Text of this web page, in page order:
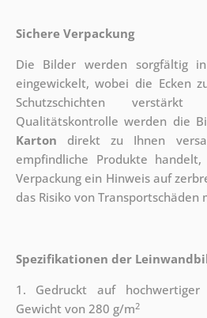
Sichere Verpackung
Die Bilder werden sorgfältig
eingewickelt, wobei die Ecken
Schutzschichten
Qualitätskontrolle werden die
Karton direkt zu Ihnen
empfindliche Produkte
Verpackung ein Hinweis auf
das Risiko von
Spezifikationen der
1. Gedruckt auf
Gewicht von 280 g/m2